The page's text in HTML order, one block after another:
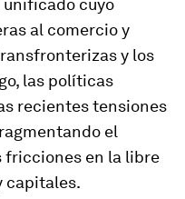
cuyo
al comercio y
y los
las políticas
recientes tensiones
el
fricciones en la libre
capitales.